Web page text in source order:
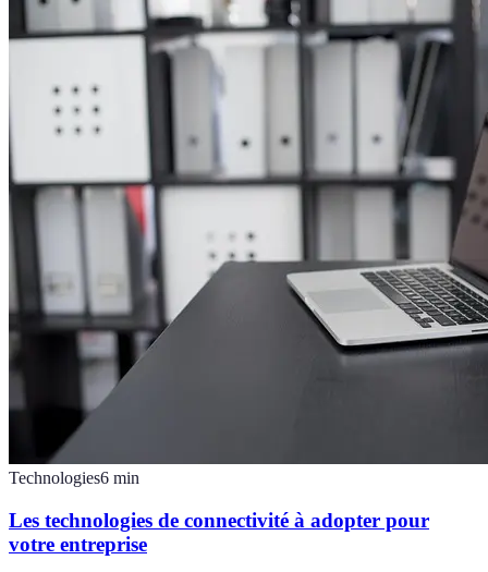
Technologies6 min
Les technologies de connectivité à adopter pour
votre entreprise